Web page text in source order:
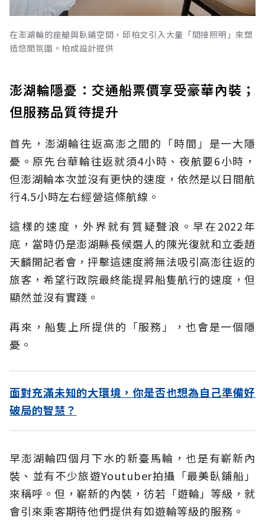
在澎湖輪的座艙與臥鋪空間，邱柏文引入大量「間接照明」來塑
造悠閒氛圍。柏成設計提供
澎湖輪隱憂：交通船票價享受豪華內裝；
但服務品質待提升
首先，澎湖輪往返高澎之間的「時間」是一大隱
憂。原先台華輪往返就須4小時、夜航要6小時，
但澎湖輪本次並沒有更快的速度，依然是以日間航
行4.5小時左右經營這條航線。
這樣的速度，外界就有質疑聲浪。早在2022年
底，當時仍是澎湖縣長候選人的陳光復就和立委趙
天麟開記者會，抨擊這速度將無法吸引高澎往返的
旅客，希望行政院最終能提昇船隻航行的速度，但
顯然並沒有實踐。
再來，船隻上所提供的「服務」，也會是一個隱
憂。
面對充滿未知的大環境，你是否也想為自己準備好
破局的智慧？
早澎湖輪四個月下水的新臺馬輪，也是有嶄新內
裝、並有不少旅遊Youtuber拍攝「最美臥鋪船」
來稱呼。但，嶄新的內裝，彷若「遊輪」等級，就
會引來乘客期待他們提供有如遊輪等級的服務。